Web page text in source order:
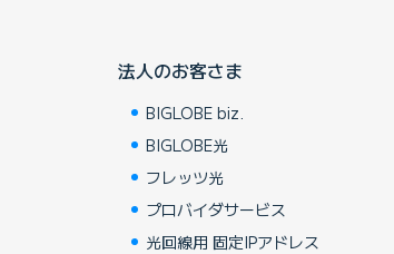
法人のお客さま
BIGLOBE biz.
BIGLOBE光
フレッツ光
プロバイダサービス
光回線用 固定IPアドレス